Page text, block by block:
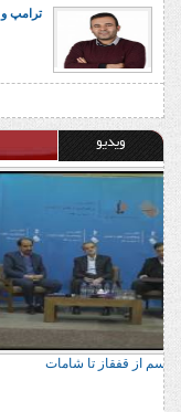
ترامپ و
ویدیو
نشست تحلیلی نوعثمانیسم از